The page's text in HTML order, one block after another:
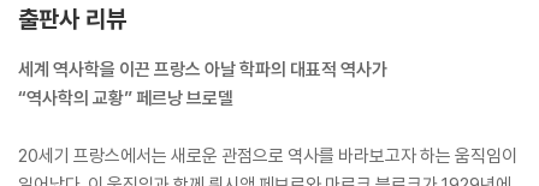
출판사 리뷰
세계 역사학을 이끈 프랑스 아날 학파의 대표적 역사가
“역사학의 교황” 페르낭 브로델
20세기 프랑스에서는 새로운 관점으로 역사를 바라보고자 하는 움직임이